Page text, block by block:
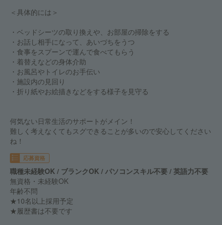
＜具体的には＞
・ベッドシーツの取り換えや、お部屋の掃除をする
・お話し相手になって、あいづちをうつ
・食事をスプーンで運んで食べてもらう
・着替えなどの身体介助
・お風呂やトイレのお手伝い
・施設内の見回り
・折り紙やお絵描きなどをする様子を見守る
何気ない日常生活のサポートがメイン！
難しく考えなくてもスグできることが多いので安心してください
ね！
応募資格
職種未経験OK / ブランクOK / パソコンスキル不要 / 英語力不要
無資格・未経験OK
年齢不問
★10名以上採用予定
★履歴書は不要です